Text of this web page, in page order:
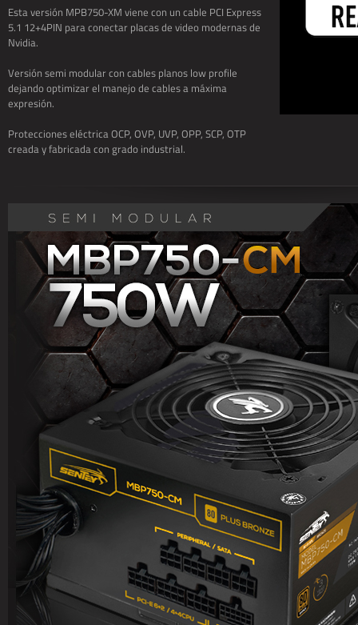
Esta versión MPB750-XM viene con un cable PCI Express
5.1 12+4PIN para conectar placas de video modernas de
Nvidia.
Versión semi modular con cables planos low profile
dejando optimizar el manejo de cables a máxima
expresión.
Protecciones eléctrica OCP, OVP, UVP, OPP, SCP, OTP
creada y fabricada con grado industrial.